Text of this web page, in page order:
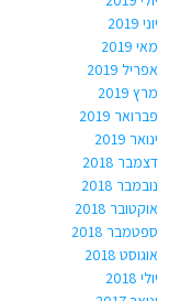
יוני 2019
מאי 2019
אפריל 2019
מרץ 2019
פברואר 2019
ינואר 2019
דצמבר 2018
נובמבר 2018
אוקטובר 2018
ספטמבר 2018
אוגוסט 2018
יולי 2018